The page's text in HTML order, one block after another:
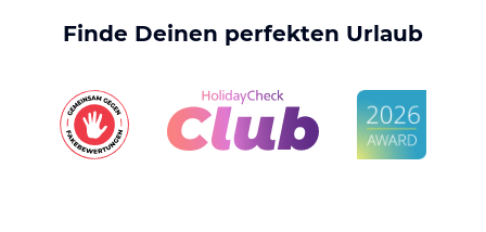
Finde Deinen perfekten Urlaub